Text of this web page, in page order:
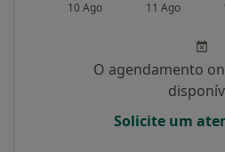
10 Ago 11 Ago
O agendamento
Solicite um